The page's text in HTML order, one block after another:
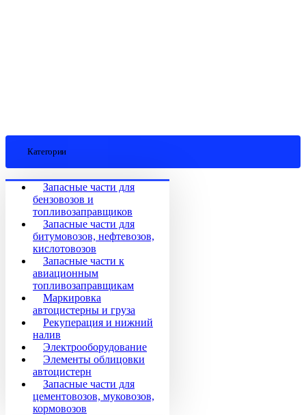
Категории
Запасные части для
бензовозов и
топливозаправщиков
Запасные части для
битумовозов, нефтевозов,
кислотовозов
Запасные части к
авиационным
топливозаправщикам
Маркировка
автоцистерны и груза
Рекуперация и нижний
налив
Электрооборудование
Элементы облицовки
автоцистерн
Запасные части для
цементовозов, муковозов,
кормовозов